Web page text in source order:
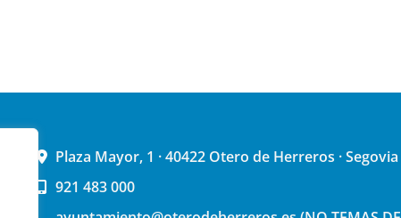
Plaza Mayor, 1 · 40422 Otero de Herreros · Segovia
921 483 000